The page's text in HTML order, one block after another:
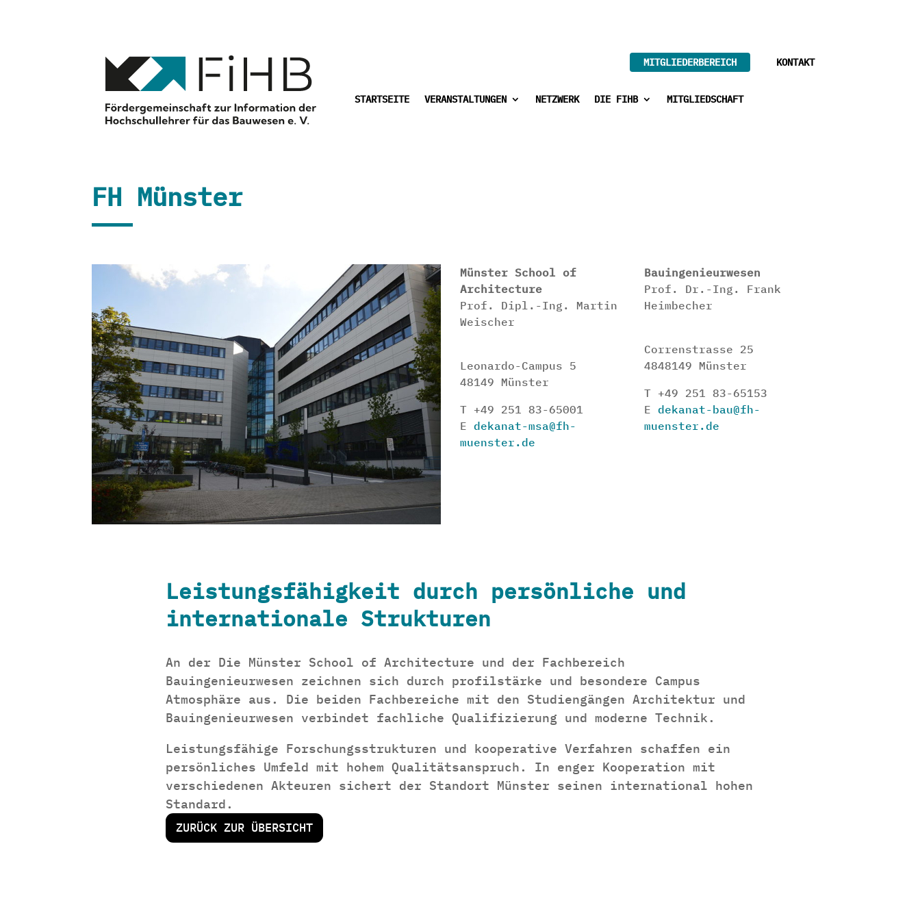
MITGLIEDERBEREICH KONTAKT
STARTSEITE VERANSTALTUNGEN NETZWERK DIE FIHB MITGLIEDSCHAFT
FH Münster
Münster School of
Architecture
Prof. Dipl.-Ing. Martin
Weischer
Leonardo-Campus 5
48149 Münster
T +49 251 83-65001
E dekanat-msa@fh-
muenster.de
Bauingenieurwesen
Prof. Dr.-Ing. Frank
Heimbecher
Correnstrasse 25
4848149 Münster
T +49 251 83-65153
E dekanat-bau@fh-
muenster.de
Leistungsfähigkeit durch persönliche und
internationale Strukturen
An der Die Münster School of Architecture und der Fachbereich
Bauingenieurwesen zeichnen sich durch profilstärke und besondere Campus
Atmosphäre aus. Die beiden Fachbereiche mit den Studiengängen Architektur und
Bauingenieurwesen verbindet fachliche Qualifizierung und moderne Technik.
Leistungsfähige Forschungsstrukturen und kooperative Verfahren schaffen ein
persönliches Umfeld mit hohem Qualitätsanspruch. In enger Kooperation mit
verschiedenen Akteuren sichert der Standort Münster seinen international hohen
Standard.
ZURÜCK ZUR ÜBERSICHT